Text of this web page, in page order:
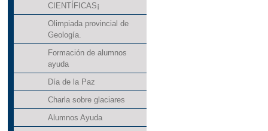
CIENTÍFICAS¡
Olimpiada provincial de
Geología.
Formación de alumnos
ayuda
Día de la Paz
Charla sobre glaciares
Alumnos Ayuda